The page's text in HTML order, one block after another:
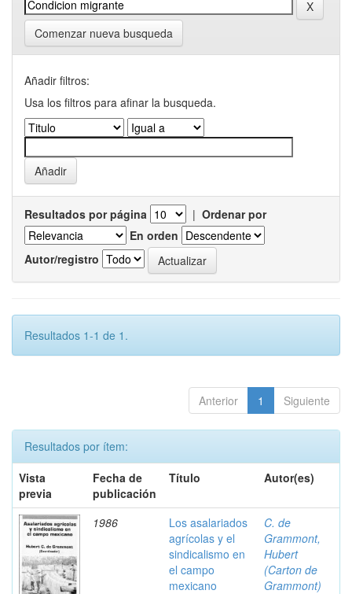
Comenzar nueva busqueda
Añadir filtros:
Usa los filtros para afinar la busqueda.
Resultados por página | Ordenar por
En orden
Autor/registro
Resultados 1-1 de 1.
Anterior 1 Siguiente
Resultados por ítem:
Vista
previa
Fecha de
publicación
Título Autor(es)
1986
Los asalariados
agrícolas y el
sindicalismo en
el campo
mexicano
C. de
Grammont,
Hubert
(Carton de
Grammont)